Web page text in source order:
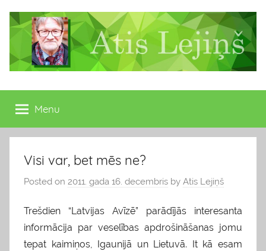
content
Atis
Lejiņš
13.
Saeimas
deputāts
Menu
Visi var, bet mēs ne?
Posted on 2011. gada 16. decembris by Atis Lejiņš
Trešdien “Latvijas Avīzē” parādījās interesanta
informācija par veselības apdrošināšanas jomu
tepat kaimiņos, Igaunijā un Lietuvā. It kā esam